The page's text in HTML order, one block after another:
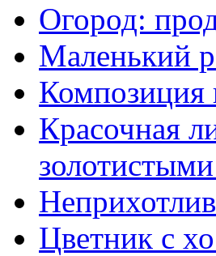
Огород:
Маленький
Композиция
Красочная
Цветник с